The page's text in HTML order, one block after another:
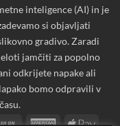
inteligence (AI) in je
si objavljati
gradivo. Zaradi
jamčiti za popolno
odkrijete napake ali
bomo odpravili v
Cash AmericanApple